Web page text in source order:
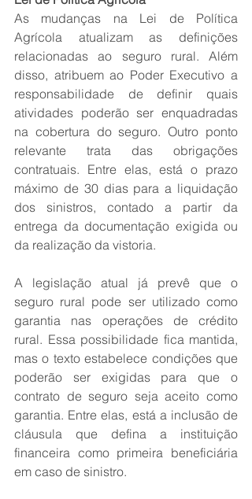
As mudanças na Lei de Política
Agrícola atualizam as definições
relacionadas ao seguro rural. Além
disso, atribuem ao Poder Executivo a
responsabilidade de definir quais
atividades poderão ser enquadradas
na cobertura do seguro. Outro ponto
relevante trata das obrigações
contratuais. Entre elas, está o prazo
máximo de 30 dias para a liquidação
dos sinistros, contado a partir da
entrega da documentação exigida ou
da realização da vistoria.
A legislação atual já prevê que o
seguro rural pode ser utilizado como
garantia nas operações de crédito
rural. Essa possibilidade fica mantida,
mas o texto estabelece condições que
poderão ser exigidas para que o
contrato de seguro seja aceito como
garantia. Entre elas, está a inclusão de
cláusula que defina a instituição
financeira como primeira beneficiária
em caso de sinistro.